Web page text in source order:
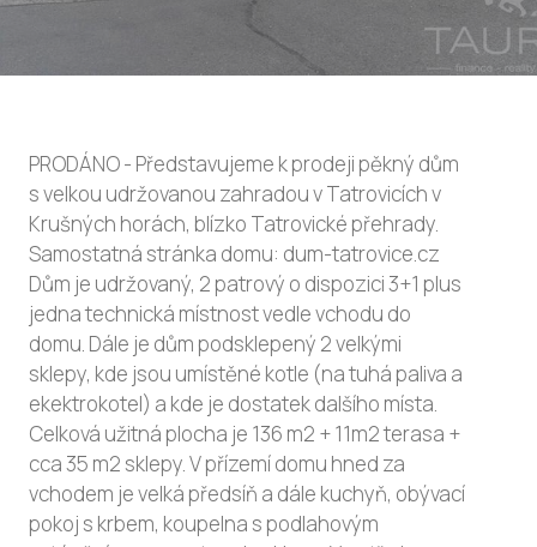
PRODÁNO - Představujeme k prodeji pěkný dům
s velkou udržovanou zahradou v Tatrovicích v
Krušných horách, blízko Tatrovické přehrady.
Samostatná stránka domu: dum-tatrovice.cz
Dům je udržovaný, 2 patrový o dispozici 3+1 plus
jedna technická místnost vedle vchodu do
domu. Dále je dům podsklepený 2 velkými
sklepy, kde jsou umístěné kotle (na tuhá paliva a
ekektrokotel) a kde je dostatek dalšího místa.
Celková užitná plocha je 136 m2 + 11m2 terasa +
cca 35 m2 sklepy. V přízemí domu hned za
vchodem je velká předsíň a dále kuchyň, obývací
pokoj s krbem, koupelna s podlahovým